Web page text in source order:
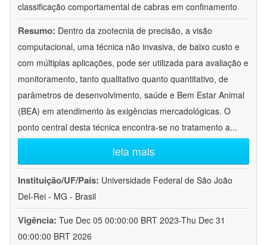
classificação comportamental de cabras em confinamento
Resumo: Dentro da zootecnia de precisão, a visão
computacional, uma técnica não invasiva, de baixo custo e
com múltiplas aplicações, pode ser utilizada para avaliação e
monitoramento, tanto qualitativo quanto quantitativo, de
parâmetros de desenvolvimento, saúde e Bem Estar Animal
(BEA) em atendimento às exigências mercadológicas. O
ponto central desta técnica encontra-se no tratamento a...
leia mais
Instituição/UF/País: Universidade Federal de São João
Del-Rei - MG - Brasil
Vigência: Tue Dec 05 00:00:00 BRT 2023-Thu Dec 31
00:00:00 BRT 2026